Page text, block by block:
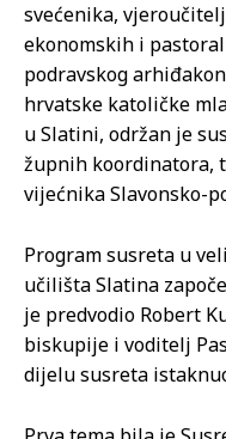
svećenika,
ekonomskih i
podravskog
hrvatske katoličke
u Slatini, održan je
župnih koordinatora,
vijećnika Slavonsko-
Program susreta u
učilišta Slatina
je predvodio Robert
biskupije i voditelj
dijelu susreta